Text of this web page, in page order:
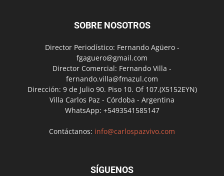
SOBRE NOSOTROS
Director Periodístico: Fernando Agüero -
fgaguero@gmail.com
Director Comercial: Fernando Villa -
fernando.villa@fmazul.com
Dirección: 9 de Julio 90. Piso 10. Of 107.(X5152EYN)
Villa Carlos Paz - Córdoba - Argentina
WhatsApp: +5493541585147
Contáctanos: info@carlospazvivo.com
SÍGUENOS